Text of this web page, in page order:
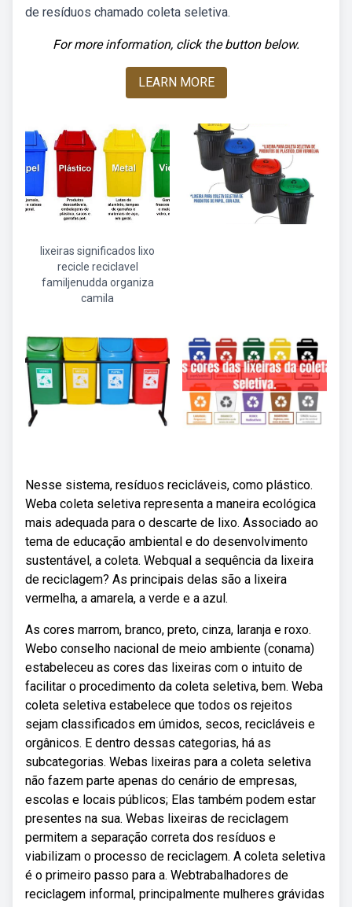
de resíduos chamado coleta seletiva.
For more information, click the button below.
LEARN MORE
lixeiras significados lixo
recicle reciclavel
familjenudda organiza
camila
Nesse sistema, resíduos recicláveis, como plástico.
Weba coleta seletiva representa a maneira ecológica
mais adequada para o descarte de lixo. Associado ao
tema de educação ambiental e do desenvolvimento
sustentável, a coleta. Webqual a sequência da lixeira
de reciclagem? As principais delas são a lixeira
vermelha, a amarela, a verde e a azul.
As cores marrom, branco, preto, cinza, laranja e roxo.
Webo conselho nacional de meio ambiente (conama)
estabeleceu as cores das lixeiras com o intuito de
facilitar o procedimento da coleta seletiva, bem. Weba
coleta seletiva estabelece que todos os rejeitos
sejam classificados em úmidos, secos, recicláveis e
orgânicos. E dentro dessas categorias, há as
subcategorias. Webas lixeiras para a coleta seletiva
não fazem parte apenas do cenário de empresas,
escolas e locais públicos; Elas também podem estar
presentes na sua. Webas lixeiras de reciclagem
permitem a separação correta dos resíduos e
viabilizam o processo de reciclagem. A coleta seletiva
é o primeiro passo para a. Webtrabalhadores de
reciclagem informal, principalmente mulheres grávidas